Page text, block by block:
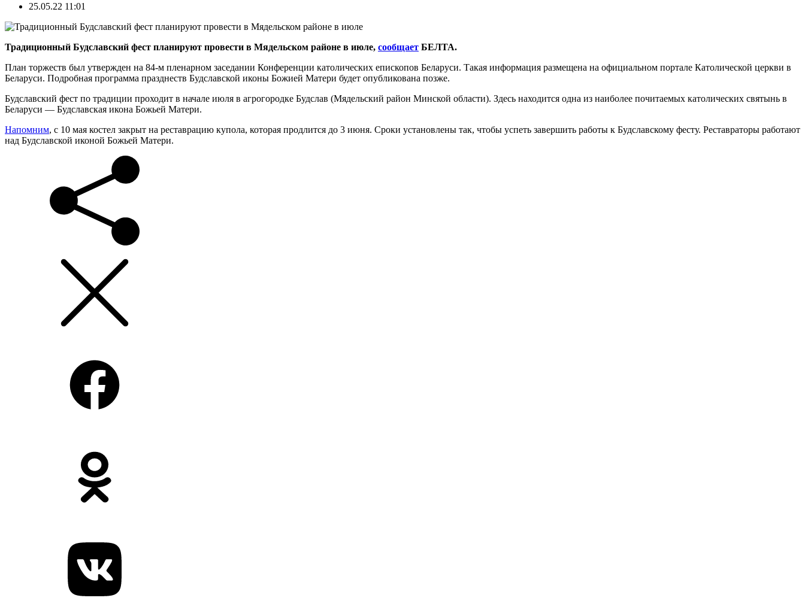
25.05.22 11:01
Традиционный Будславский фест планируют провести в Мядельском районе в июле, сообщает БЕЛТА.
План торжеств был утвержден на 84-м пленарном заседании Конференции католических епископов Беларуси. Такая информация размещена на официальном портале Католической церкви в
Беларуси. Подробная программа празднеств Будславской иконы Божией Матери будет опубликована позже.
Будславский фест по традиции проходит в начале июля в агрогородке Будслав (Мядельский район Минской области). Здесь находится одна из наиболее почитаемых католических святынь в
Беларуси — Будславская икона Божьей Матери.
Напомним, с 10 мая костел закрыт на реставрацию купола, которая продлится до 3 июня. Сроки установлены так, чтобы успеть завершить работы к Будславскому фесту. Реставраторы работают
над Будславской иконой Божьей Матери.